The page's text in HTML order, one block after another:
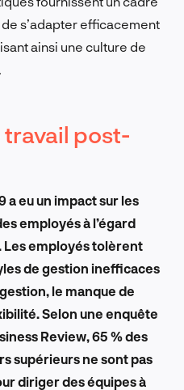
s’adapter efficacement
ainsi une culture de
post-
a eu un impact sur les
employés à l’égard
Les employés tolèrent
de gestion inefficaces
le manque de
Selon une enquête
Review, 65 % des
supérieurs ne sont pas
diriger des équipes à